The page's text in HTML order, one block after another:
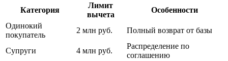
Категория
Лимит
вычета
Особенности
Одинокий
покупатель
2 млн руб. Полный возврат от базы
Супруги 4 млн руб.
Распределение по
соглашению